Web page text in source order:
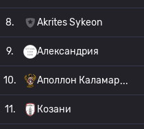
8. Akrites Sykeon
9. Александрия
10. Аполлон Каламар
11. Козани